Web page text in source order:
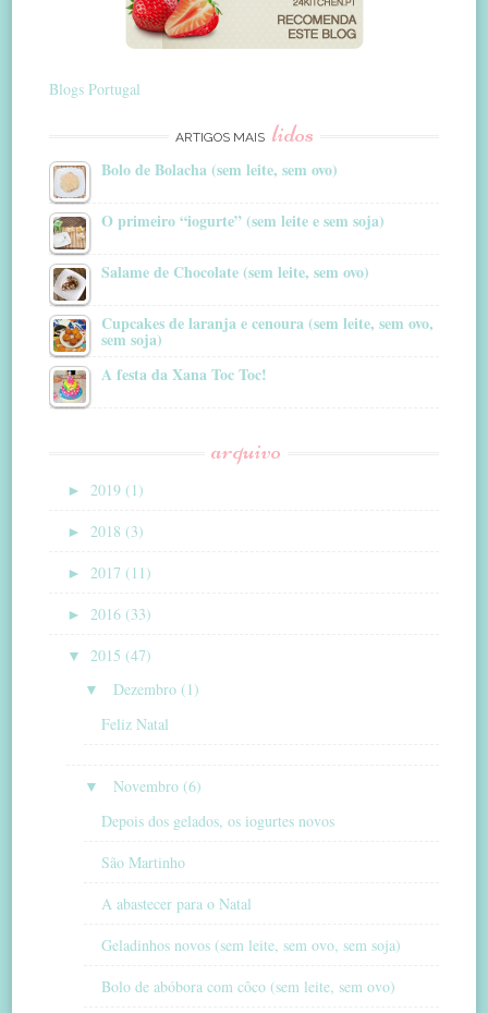
Blogs Portugal
ARTIGOS MAIS lidos
Bolo de Bolacha (sem leite, sem ovo)
O primeiro “iogurte” (sem leite e sem soja)
Salame de Chocolate (sem leite, sem ovo)
Cupcakes de laranja e cenoura (sem leite, sem ovo,
sem soja)
A festa da Xana Toc Toc!
arquivo
► 2019 (1)
► 2018 (3)
► 2017 (11)
► 2016 (33)
▼ 2015 (47)
▼
Dezembro (1)
Feliz Natal
▼
Novembro (6)
Depois dos gelados, os iogurtes novos
São Martinho
A abastecer para o Natal
Geladinhos novos (sem leite, sem ovo, sem soja)
Bolo de abóbora com côco (sem leite, sem ovo)